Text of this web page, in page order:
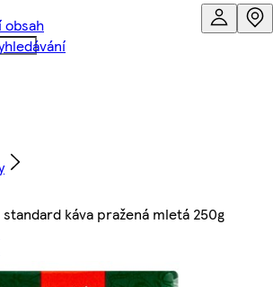
obsah
káva pražená mletá 250g